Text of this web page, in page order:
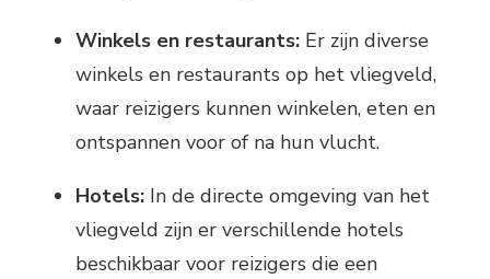
Winkels en restaurants: Er zijn diverse
winkels en restaurants op het vliegveld,
waar reizigers kunnen winkelen, eten en
ontspannen voor of na hun vlucht.
Hotels: In de directe omgeving van het
vliegveld zijn er verschillende hotels
beschikbaar voor reizigers die een